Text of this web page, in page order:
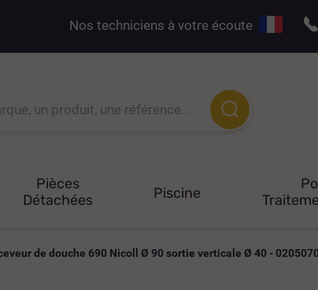
Nos techniciens à votre écoute
Pièces
Détachées
Piscine
de douche 690 Nicoll Ø 90 sortie verticale Ø 40 -